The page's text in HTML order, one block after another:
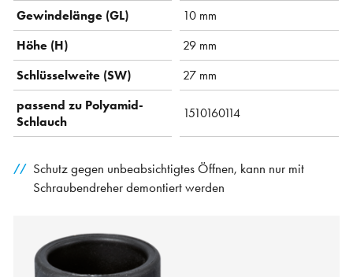
Gewindelänge (GL)
10 mm
Höhe (H)
29 mm
Schlüsselweite (SW)
27 mm
passend zu Polyamid-
Schlauch
1510160114
Schutz gegen unbeabsichtigtes Öffnen, kann nur mit
Schraubendreher demontiert werden